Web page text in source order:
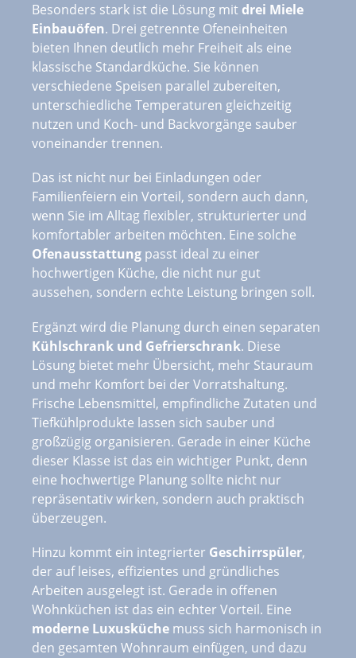
Besonders stark ist die Lösung mitdrei Miele
Einbauöfen. Drei getrennte Ofeneinheiten
bieten Ihnen deutlich mehr Freiheit als eine
klassische Standardküche. Sie können
verschiedene Speisen parallel zubereiten,
unterschiedliche Temperaturen gleichzeitig
nutzen und Koch- und Backvorgänge sauber
voneinander trennen.
Das ist nicht nur bei Einladungen oder
Familienfeiern ein Vorteil, sondern auch dann,
wenn Sie im Alltag flexibler, strukturierter und
komfortabler arbeiten möchten. Eine solche
Ofenausstattung passt ideal zu einer
hochwertigen Küche, die nicht nur gut
aussehen, sondern echte Leistung bringen soll.
Ergänzt wird die Planung durch einen separaten
Kühlschrank und Gefrierschrank. Diese
Lösung bietet mehr Übersicht, mehr Stauraum
und mehr Komfort bei der Vorratshaltung.
Frische Lebensmittel, empfindliche Zutaten und
Tiefkühlprodukte lassen sich sauber und
großzügig organisieren. Gerade in einer Küche
dieser Klasse ist das ein wichtiger Punkt, denn
eine hochwertige Planung sollte nicht nur
repräsentativ wirken, sondern auch praktisch
überzeugen.
Hinzu kommt ein integrierter Geschirrspüler,
der auf leises, effizientes und gründliches
Arbeiten ausgelegt ist. Gerade in offenen
Wohnküchen ist das ein echter Vorteil. Eine
moderne Luxusküche muss sich harmonisch in
den gesamten Wohnraum einfügen, und dazu